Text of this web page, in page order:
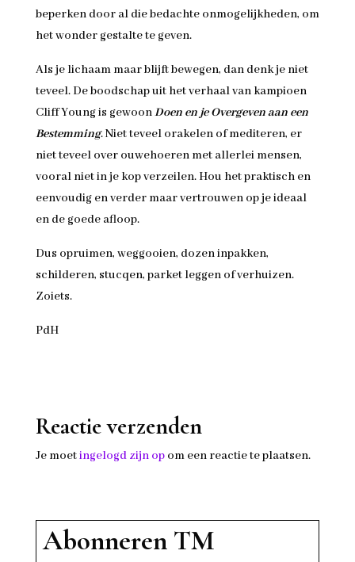
beperken door al die bedachte onmogelijkheden, om
het wonder gestalte te geven.
Als je lichaam maar blijft bewegen, dan denk je niet
teveel. De boodschap uit het verhaal van kampioen
Cliff Young is gewoonDoen en je Overgeven aan een
Bestemming. Niet teveel orakelen of mediteren, er
niet teveel over ouwehoeren met allerlei mensen,
vooral niet in je kop verzeilen. Hou het praktisch en
eenvoudig en verder maar vertrouwen op je ideaal
en de goede afloop.
Dus opruimen, weggooien, dozen inpakken,
schilderen, stucqen, parket leggen of verhuizen.
Zoiets.
PdH
Reactie verzenden
Je moetingelogd zijn opom een reactie te plaatsen.
Abonneren TM